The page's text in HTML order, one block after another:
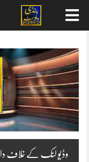
content
وڈیو لنک کے خلاف